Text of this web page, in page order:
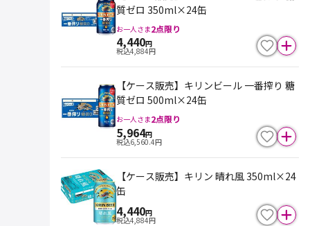
質ゼロ 350ml×24缶
お一人さま2点限り
4,440円
税込4,884円
【ケース販売】キリンビール 一番搾り 糖
質ゼロ 500ml×24缶
お一人さま2点限り
5,964円
税込6,560.4円
【ケース販売】キリン 晴れ風 350ml×24
缶
4,440円
税込4,884円